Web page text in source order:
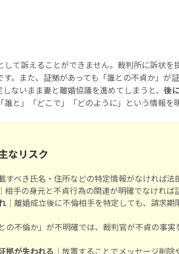
て訴えることができません。裁判所に訴状を
す。また、証拠があっても「誰との不貞か」
ないまま妻と離婚協議を進めてしまうと、 後
と」「どこで」「どのように」という情報
なリスク
すべき氏名・住所などの特定情報がなければ
｜相手の身元と不貞行為の関連が明確でなけれ
｜離婚成立後に不倫相手を特定しても、請求
の不倫か」が不明確では、裁判官が不貞の事
拠が失われる ｜放置することでメッセージ削